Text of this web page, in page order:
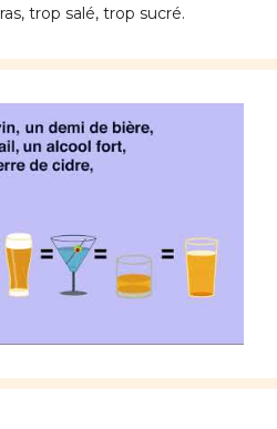
trop salé, trop sucré.